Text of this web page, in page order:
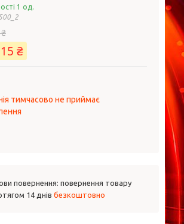
1 од.
₴
тимчасово не приймає
повернення товару
14 днів безкоштовно